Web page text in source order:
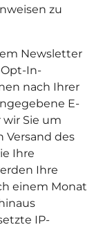
zu
Newsletter
In-
nach Ihrer
E-
wir Sie um
Versand des
Ihre
Ihre
einem Monat
IP-